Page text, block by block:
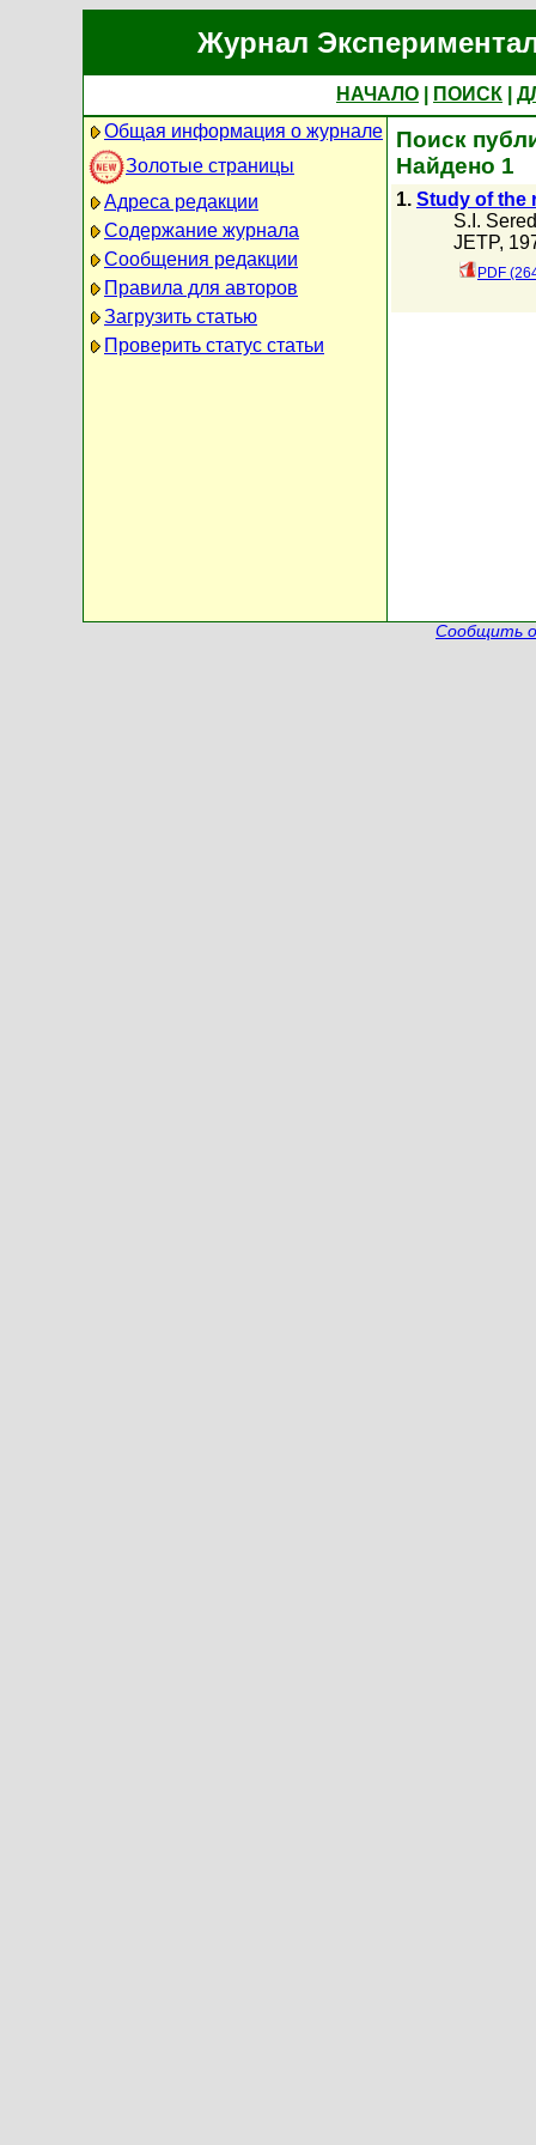
Журнал
НАЧАЛО ПОИСК
Общая информация о журнале
Золотые страницы
Адреса редакции
Содержание журнала
Сообщения редакции
Правила для авторов
Загрузить статью
Проверить статус статьи
Поиск
Найдено 1
1. Study of the
S.I.
JETP,
PDF
Сообщить о